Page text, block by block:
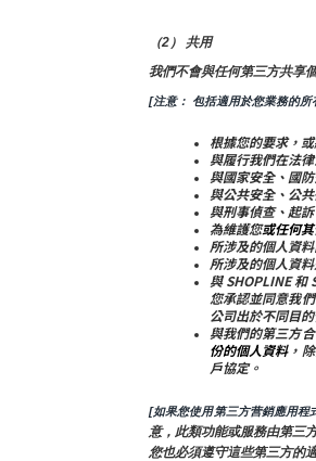
（2） 共用
我們不會與任何第三方共享
[注意： 包括適用於您業務的所
根據您的要求，
與履行我們在法
與國家安全、國
與公共安全、公
與刑事偵查、起
為維護您或任何
所涉及的個人資
所涉及的個人資
與 SHOPLINE 和
您承認並同意我
公司出於不同目
與我們的第三方
份的個人資料，
戶協定。
[如果您使用第三方营銷應用程
意，此類功能或服務由第三
您也必須遵守這些第三方的